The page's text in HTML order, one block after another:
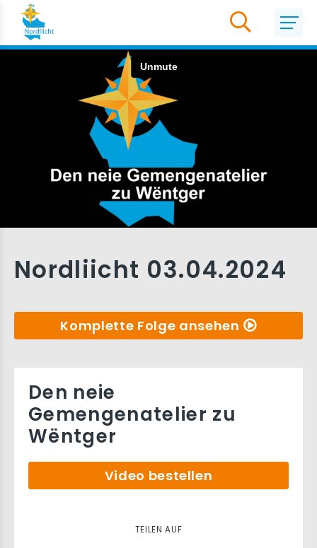
Nordliicht 03.04.2024
Komplette Folge ansehen
Den neie
Gemengenatelier zu
Wëntger
Video bestellen
TEILEN AUF